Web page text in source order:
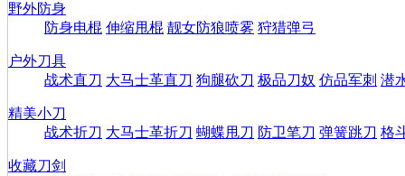
野外防身
防身电棍 伸缩甩棍 靓女防狼喷雾 狩猎弹弓
户外刀具
战术直刀 大马士革直刀 狗腿砍刀 极品刀奴 仿品军刺 潜
精美小刀
战术折刀 大马士革折刀 蝴蝶甩刀 防卫笔刀 弹簧跳刀 格
收藏刀剑